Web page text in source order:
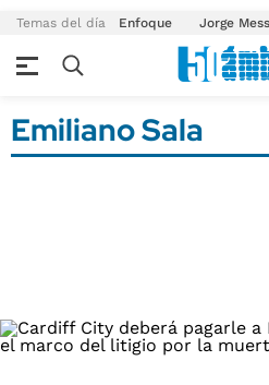
Temas del día Enfoque Jorge
Emiliano Sala